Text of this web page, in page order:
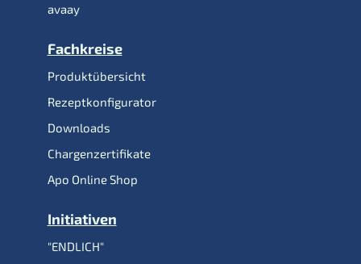
avaay
Fachkreise
Produktübersicht
Rezeptkonfigurator
Downloads
Chargenzertifikate
Apo Online Shop
Initiativen
"ENDLICH"